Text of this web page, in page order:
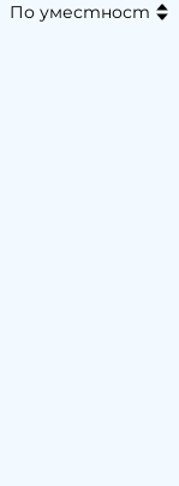
По уместност